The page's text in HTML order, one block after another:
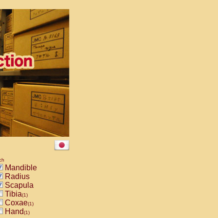
Mandible
Radius
Scapula
Tibia(1)
Coxae(1)
Hand(1)